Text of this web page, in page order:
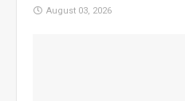
August 03, 2026